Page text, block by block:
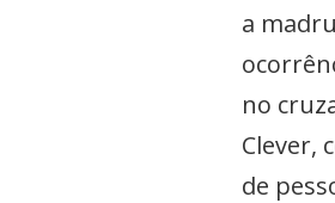
a
no
Clever,
de